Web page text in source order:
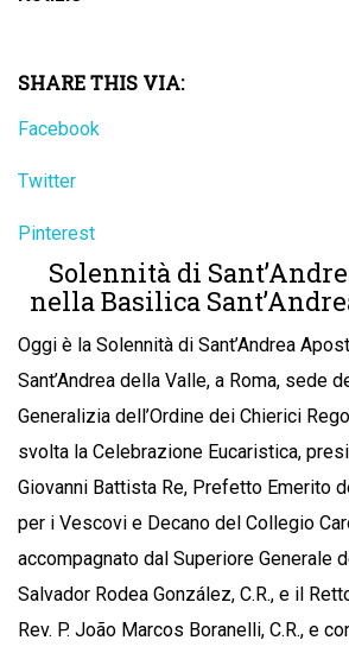
SHARE THIS VIA:
Facebook
Twitter
Pinterest
Solennità di
nella Basilica
Oggi è la Solennità di Sant’Andrea
Sant’Andrea della Valle, a Roma, sede
Generalizia dell’Ordine dei Chierici
svolta la Celebrazione Eucaristica,
Giovanni Battista Re, Prefetto Emerito
per i Vescovi e Decano del Collegio
accompagnato dal Superiore Generale
Salvador Rodea González, C.R., e il
Rev. P. João Marcos Boranelli, C.R., e